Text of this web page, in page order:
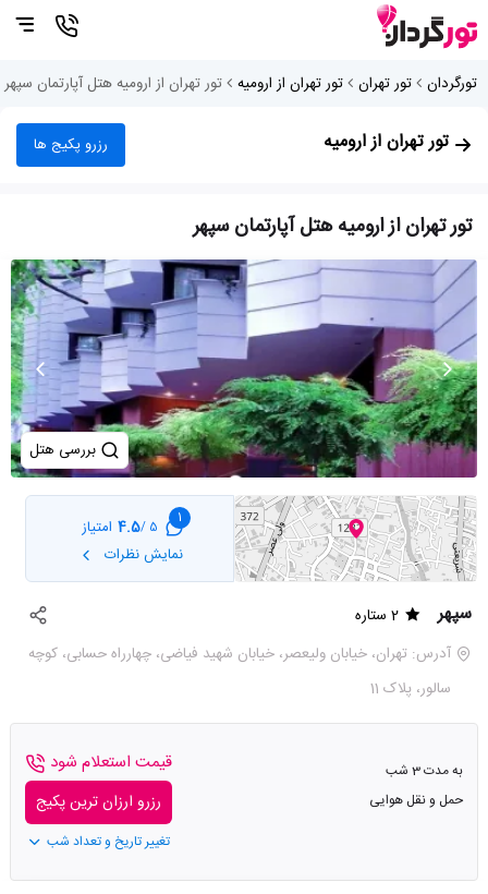
تورگردان تور تهران تور تهران از ارومیه تور تهران از ارومیه هتل آپارتمان سپهر
تور تهران از ارومیه رزرو پکیج ها
تور تهران از ارومیه هتل آپارتمان سپهر
بررسی هتل
1
5 /
4.5 امتیاز
نمایش نظرات
سپهر
2 ستاره
آدرس: تهران، خیابان ولیعصر، خیابان شهید فیاضی، چهارراه حسابی، کوچه
سالور، پلاک 11
به مدت 3 شب
حمل و نقل هوایی
قیمت استعلام شود
رزرو ارزان ترین پکیج
تغییر تاریخ و تعداد شب